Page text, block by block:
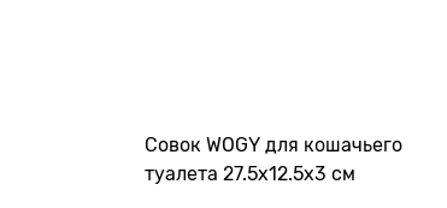
Совок WOGY для кошачьего
туалета 27.5х12.5х3 см